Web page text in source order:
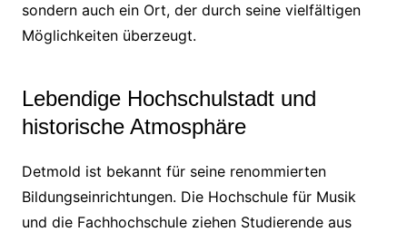
sondern auch ein Ort, der durch seine vielfältigen
Möglichkeiten überzeugt.
Lebendige Hochschulstadt und
historische Atmosphäre
Detmold ist bekannt für seine renommierten
Bildungseinrichtungen. Die Hochschule für Musik
und die Fachhochschule ziehen Studierende aus